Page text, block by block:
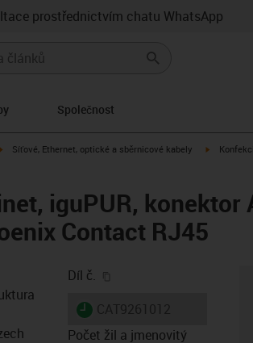
prostřednictvím chatu WhatsApp
Společnost
igus-icon-arrow-right
Síťové, Ethernet, optické a sběrnicové kabely igus-
iguPUR, konektor
Contact RJ45
Díl č.
igus-icon-lieferzeit
Počet žil a jmenovitý